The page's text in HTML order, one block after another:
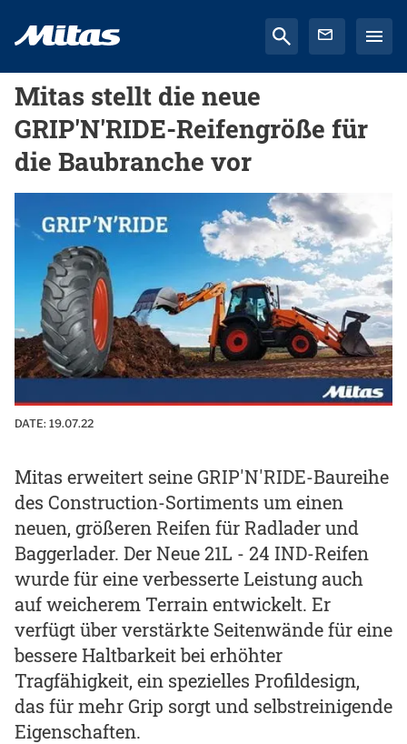
Mitas stellt die neue
GRIP'N'RIDE-Reifengröße für
die Baubranche vor
DATE: 19.07.22
Mitas erweitert seine GRIP'N'RIDE-Baureihe
des Construction-Sortiments um einen
neuen, größeren Reifen für Radlader und
Baggerlader. Der Neue 21L - 24 IND-Reifen
wurde für eine verbesserte Leistung auch
auf weicherem Terrain entwickelt. Er
verfügt über verstärkte Seitenwände für eine
bessere Haltbarkeit bei erhöhter
Tragfähigkeit, ein spezielles Profildesign,
das für mehr Grip sorgt und selbstreinigende
Eigenschaften.